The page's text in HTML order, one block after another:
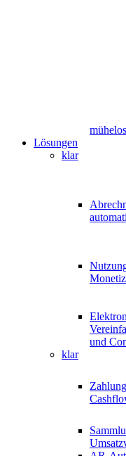
Lösungen
klar
und
klar